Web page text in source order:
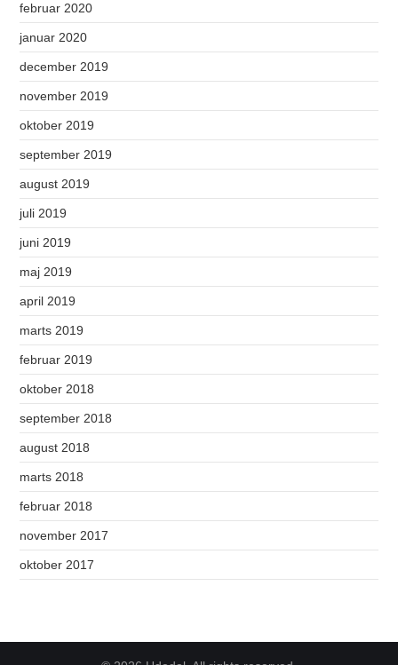
februar 2020
januar 2020
december 2019
november 2019
oktober 2019
september 2019
august 2019
juli 2019
juni 2019
maj 2019
april 2019
marts 2019
februar 2019
oktober 2018
september 2018
august 2018
marts 2018
februar 2018
november 2017
oktober 2017